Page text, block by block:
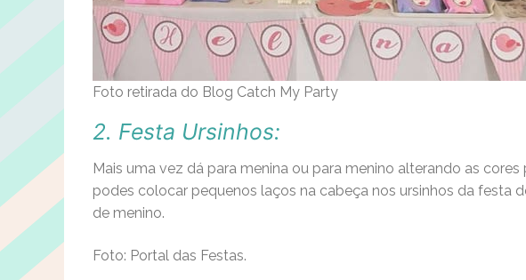
Foto retirada do Blog Catch My Party
2. Festa Ursinhos:
Mais uma vez dá para menina ou para menino alterando as
podes colocar pequenos laços na cabeça nos ursinhos da festa
de menino.
Foto: Portal das Festas.